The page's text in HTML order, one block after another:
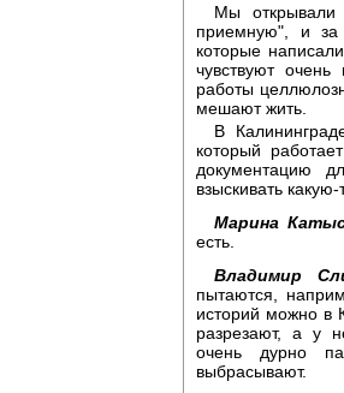
Мы открывали
приемную", и за
которые
чувствуют
работы
мешают жить.
В
который
документацию
взыскивать
Марина
есть.
Владимир
пытаются,
историй можно в
разрезают, а у
очень дурно
выбрасывают.